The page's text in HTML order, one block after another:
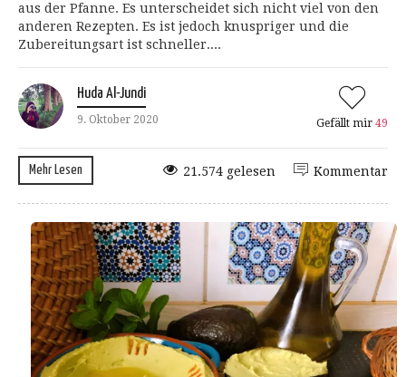
aus der Pfanne. Es unterscheidet sich nicht viel von den
anderen Rezepten. Es ist jedoch knuspriger und die
Zubereitungsart ist schneller....
Huda Al-Jundi
9. Oktober 2020 Gefällt mir 49
Mehr Lesen Kommentar
21.574 gelesen